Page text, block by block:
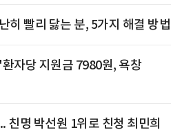
히 빨리 닳는 분, 5가지 해결 방법
자당 지원금 7980원, 욕창
친명 박선원 1위로 친청 최민희